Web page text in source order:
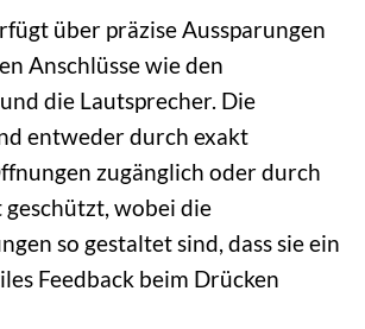
über präzise Aussparungen
Anschlüsse wie den
die Lautsprecher. Die
entweder durch exakt
zugänglich oder durch
geschützt, wobei die
so gestaltet sind, dass sie ein
Feedback beim Drücken